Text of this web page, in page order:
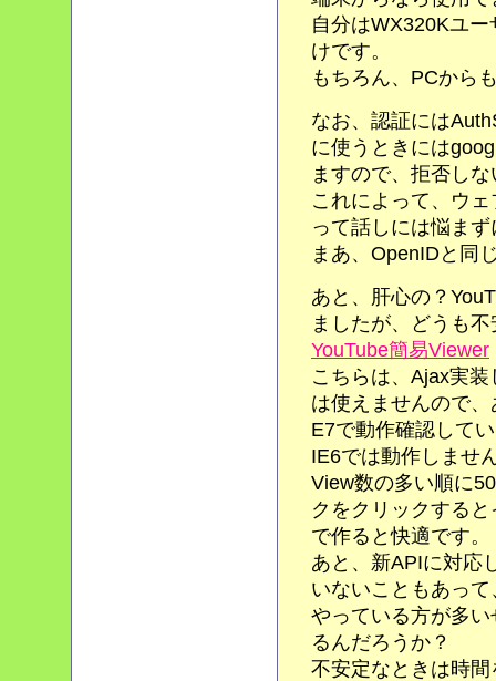
自分はWX320Kユ
けです。
もちろん、PCから
なお、認証には
に使うときには
ますので、拒否し
これによって、ウ
って話しには悩ま
まあ、OpenIDと同
あと、肝心の？
ましたが、どうも
YouTube簡易Viewer
こちらは、Ajax実
は使えませんので
E7で動作確認して
IE6では動作しませ
View数の多い順に
クをクリックする
で作ると快適です。
あと、新APIに対応
いないこともあっ
やっている方が多
るんだろうか？
不安定なときは時